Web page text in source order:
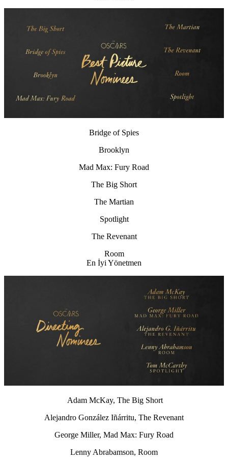
Bridge of Spies
Brooklyn
Mad Max: Fury Road
The Big Short
The Martian
Spotlight
The Revenant
Room
En İyi Yönetmen
Adam McKay, The Big Short
Alejandro González Iñárritu, The Revenant
George Miller, Mad Max: Fury Road
Lenny Abrabamson, Room